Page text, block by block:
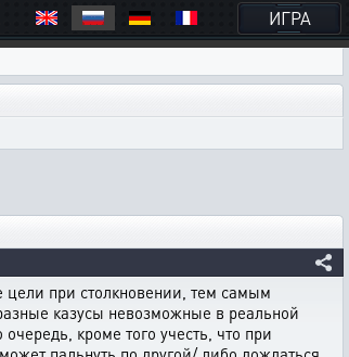
ИГРА
цели при столкновении, тем самым
казусы невозможные в реальной
кроме того учесть, что при